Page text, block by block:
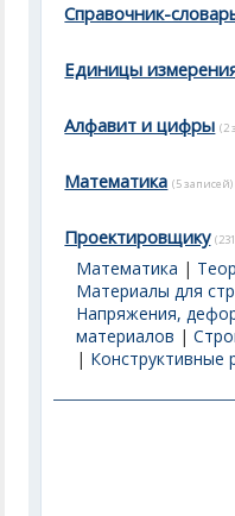
Справочник-
Единицы
Алфавит и цифры (2
Математика (5 записей)
Проектировщику
Математика |
Материалы для
Напряжения,
материалов |
| Конструктивные